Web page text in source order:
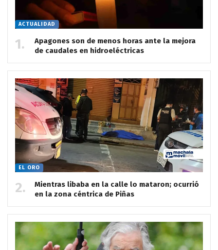
ACTUALIDAD
Apagones son de menos horas ante la mejora
de caudales en hidroeléctricas
EL ORO
Mientras libaba en la calle lo mataron; ocurrió
en la zona céntrica de Piñas